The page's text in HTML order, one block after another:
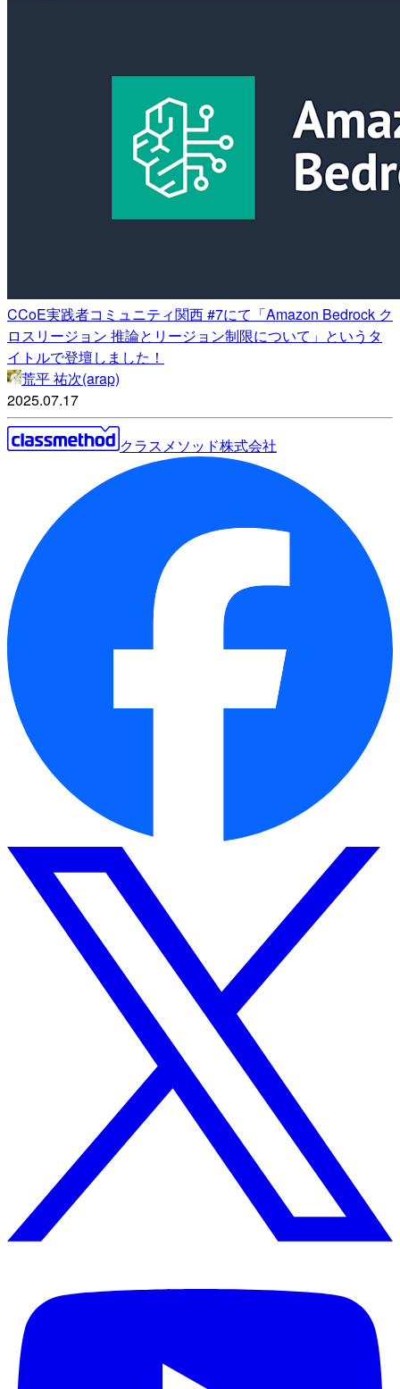
CCoE実践者コミュニティ関西 #7にて「Amazon Bedrock ク
ロスリージョン 推論とリージョン制限について」というタ
イトルで登壇しました！
荒平 祐次(arap)
2025.07.17
クラスメソッド株式会社